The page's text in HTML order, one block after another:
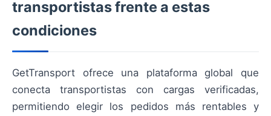
transportistas frente a estas
condiciones
GetTransport ofrece una plataforma global que
conecta transportistas con cargas verificadas,
permitiendo elegir los pedidos más rentables y